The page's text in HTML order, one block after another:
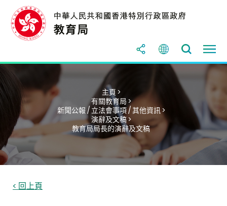
主頁 >
有關教育局 >
新聞公報 / 立法會事項 / 其他資訊 >
演辭及文稿 >
教育局局長的演辭及文稿
< 回上頁